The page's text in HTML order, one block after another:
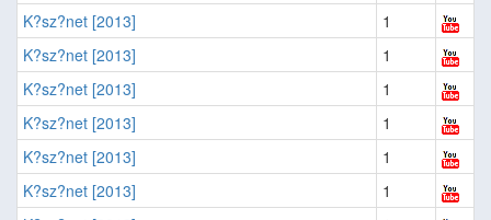
K?sz?net [2013]
1
K?sz?net [2013]
1
K?sz?net [2013]
1
K?sz?net [2013]
1
K?sz?net [2013]
1
K?sz?net [2013]
1